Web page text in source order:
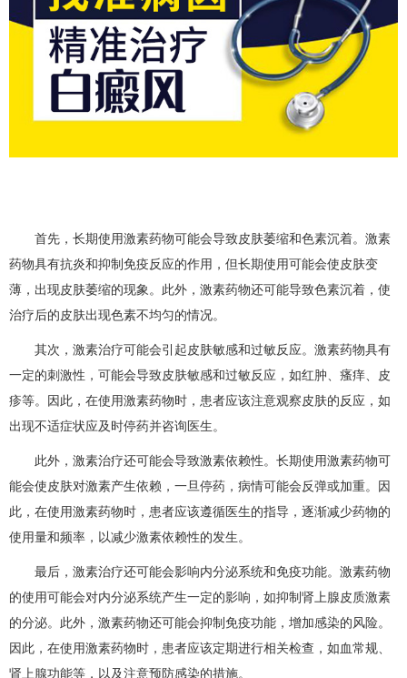
首先，长期使用激素药物可能会导致皮肤萎缩和色素沉着。激素
药物具有抗炎和抑制免疫反应的作用，但长期使用可能会使皮肤变
薄，出现皮肤萎缩的现象。此外，激素药物还可能导致色素沉着，使
治疗后的皮肤出现色素不均匀的情况。
其次，激素治疗可能会引起皮肤敏感和过敏反应。激素药物具有
一定的刺激性，可能会导致皮肤敏感和过敏反应，如红肿、瘙痒、皮
疹等。因此，在使用激素药物时，患者应该注意观察皮肤的反应，如
出现不适症状应及时停药并咨询医生。
此外，激素治疗还可能会导致激素依赖性。长期使用激素药物可
能会使皮肤对激素产生依赖，一旦停药，病情可能会反弹或加重。因
此，在使用激素药物时，患者应该遵循医生的指导，逐渐减少药物的
使用量和频率，以减少激素依赖性的发生。
最后，激素治疗还可能会影响内分泌系统和免疫功能。激素药物
的使用可能会对内分泌系统产生一定的影响，如抑制肾上腺皮质激素
的分泌。此外，激素药物还可能会抑制免疫功能，增加感染的风险。
因此，在使用激素药物时，患者应该定期进行相关检查，如血常规、
肾上腺功能等，以及注意预防感染的措施。